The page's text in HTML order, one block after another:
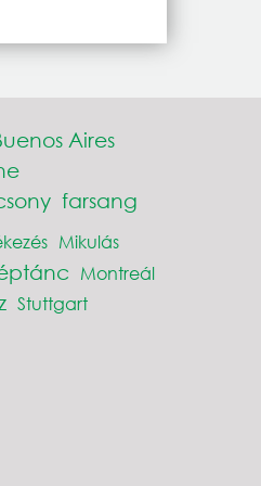
Aires
farsang
Mikulás
Montreál
Stuttgart